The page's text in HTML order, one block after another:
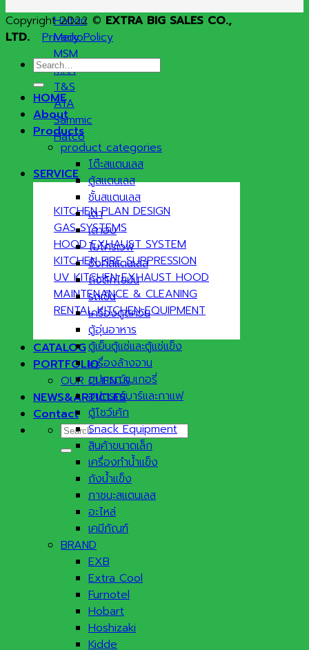
Halton
Meiko
MSM
MKN
T&S
ATA
Sammic
Hatco
SERVICE
KITCHEN PLAN DESIGN
GAS SYSTEMS
HOOD EXHAUST SYSTEM
KITCHEN FIRE SUPPRESSION
UV KITCHEN EXHAUST HOOD
MAINTENANCE & CLEANING
RENTAL KITCHEN EQUIPMENT
CATALOG
PORTFOLIO
OUR CLIENTS
NEWS&ARTICLES
Contact
Search
for:
Copyright 2022 © EXTRA BIG SALES CO.,
LTD.
Privacy Policy
Search
for:
HOME
About
Products
product categories
โต๊ะสแตนเลส
ตู้สแตนเลส
ชั้นสแตนเลส
เตา
เตาอบ
ไมโครเวฟ
ซิ้งค์สแตนเลส
ถังดักไขมัน
รถเข็น
เครื่องดูดควัน
ตู้อุ่นอาหาร
ตู้เย็นตู้แช่และตู้แช่แข็ง
เครื่องล้างจาน
อุปกรณ์เบเกอรี่
อุปกรณ์บาร์และกาแฟ
ตู้โชว์เค้ก
Snack Equipment
สินค้าขนาดเล็ก
เครื่องทำน้ำแข็ง
ถังน้ำแข็ง
ภาชนะสแตนเลส
อะไหล่
เคมีภัณฑ์
BRAND
EXB
Extra Cool
Furnotel
Hobart
Hoshizaki
Kidde